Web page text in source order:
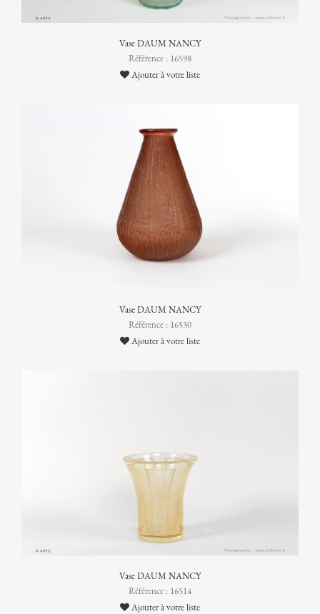
Vase DAUM NANCY
Référence : 16598
Ajouter à votre liste
Vase DAUM NANCY
Référence : 16530
Ajouter à votre liste
Vase DAUM NANCY
Référence : 16514
Ajouter à votre liste